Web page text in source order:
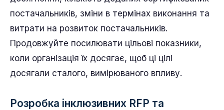
постачальників, зміни в термінах виконання та
витрати на розвиток постачальників.
Продовжуйте посилювати цільові показники,
коли організація їх досягає, щоб ці цілі
досягали сталого, вимірюваного впливу.
Розробка інклюзивних RFP та